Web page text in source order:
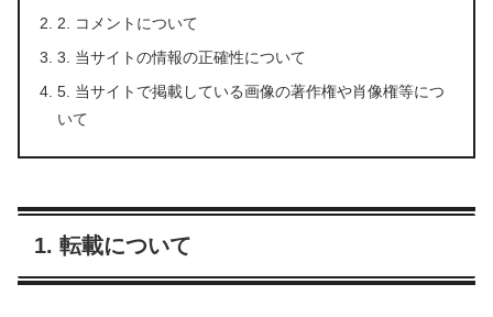
2. コメントについて
3. 当サイトの情報の正確性について
5. 当サイトで掲載している画像の著作権や肖像権等につ
いて
1. 転載について